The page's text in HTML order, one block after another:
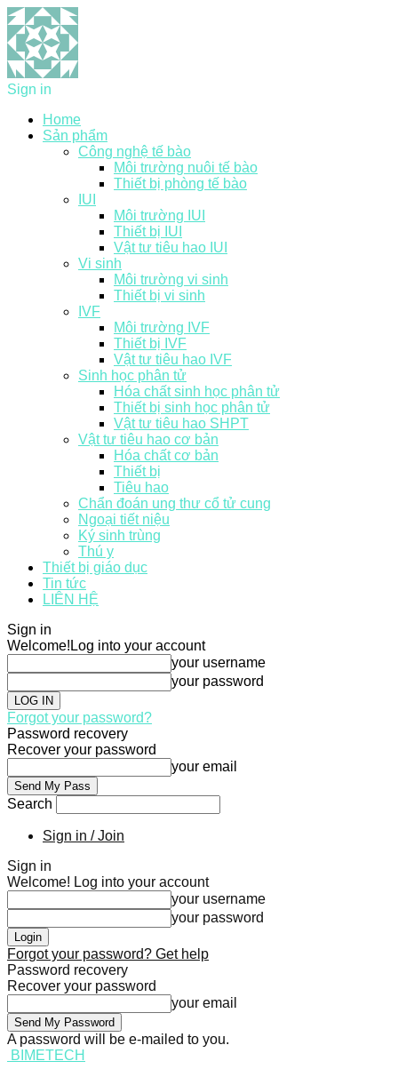
Sign in
Home
Sản phẩm
Công nghệ tế bào
Môi trường nuôi tế bào
Thiết bị phòng tế bào
IUI
Môi trường IUI
Thiết bị IUI
Vật tư tiêu hao IUI
Vi sinh
Môi trường vi sinh
Thiết bị vi sinh
IVF
Môi trường IVF
Thiết bị IVF
Vật tư tiêu hao IVF
Sinh học phân tử
Hóa chất sinh học phân tử
Thiết bị sinh học phân tử
Vật tư tiêu hao SHPT
Vật tư tiêu hao cơ bản
Hóa chất cơ bản
Thiết bị
Tiêu hao
Chẩn đoán ung thư cổ tử cung
Ngoại tiết niệu
Ký sinh trùng
Thú y
Thiết bị giáo dục
Tin tức
LIÊN HỆ
Sign in
Welcome! Log into your account
your username
your password
Forgot your password?
Password recovery
Recover your password
your email
Search
Sign in / Join
Sign in
Welcome! Log into your account
your username
your password
Forgot your password? Get help
Password recovery
Recover your password
your email
A password will be e-mailed to you.
BIMETECH